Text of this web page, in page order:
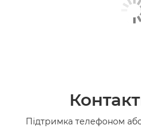
Підтримка телефоном